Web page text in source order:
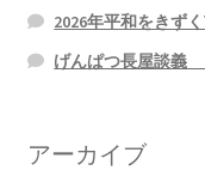
2026年平和をきず
げんぱつ長屋談義
アーカイブ